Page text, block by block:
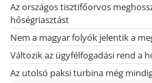
Az országos tisztifőorvos
hőségriasztást
Nem a magyar folyók jelentik a
Változik az ügyfélfogadási rend a
Az utolsó paksi turbina még